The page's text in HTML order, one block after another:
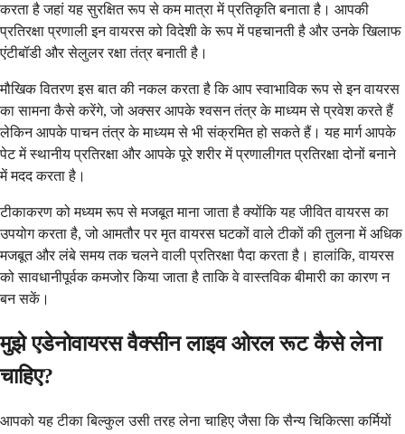
करता है जहां यह सुरक्षित रूप से कम मात्रा में प्रतिकृति बनाता है। आपकी
प्रतिरक्षा प्रणाली इन वायरस को विदेशी के रूप में पहचानती है और उनके खिलाफ
एंटीबॉडी और सेलुलर रक्षा तंत्र बनाती है।
मौखिक वितरण इस बात की नकल करता है कि आप स्वाभाविक रूप से इन वायरस
का सामना कैसे करेंगे, जो अक्सर आपके श्वसन तंत्र के माध्यम से प्रवेश करते हैं
लेकिन आपके पाचन तंत्र के माध्यम से भी संक्रमित हो सकते हैं। यह मार्ग आपके
पेट में स्थानीय प्रतिरक्षा और आपके पूरे शरीर में प्रणालीगत प्रतिरक्षा दोनों बनाने
में मदद करता है।
टीकाकरण को मध्यम रूप से मजबूत माना जाता है क्योंकि यह जीवित वायरस का
उपयोग करता है, जो आमतौर पर मृत वायरस घटकों वाले टीकों की तुलना में अधिक
मजबूत और लंबे समय तक चलने वाली प्रतिरक्षा पैदा करता है। हालांकि, वायरस
को सावधानीपूर्वक कमजोर किया जाता है ताकि वे वास्तविक बीमारी का कारण न
बन सकें।
मुझे एडेनोवायरस वैक्सीन लाइव ओरल रूट कैसे लेना
चाहिए?
आपको यह टीका बिल्कुल उसी तरह लेना चाहिए जैसा कि सैन्य चिकित्सा कर्मियों